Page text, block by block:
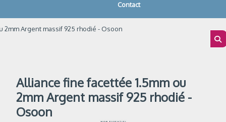
Contact
2mm Argent massif 925 rhodié - Osoon
Alliance fine facettée 1.5mm ou
2mm Argent massif 925 rhodié -
Osoon